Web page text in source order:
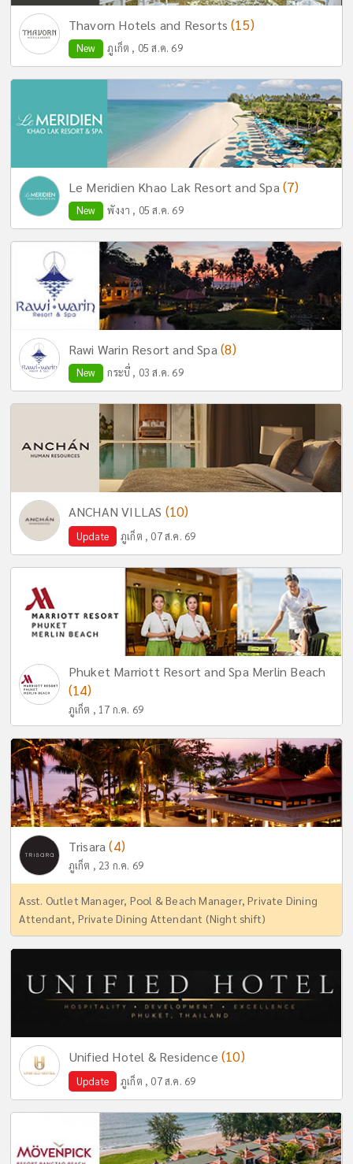
Thavorn Hotels and Resorts(15)
New ภูเก็ต , 05 ส.ค. 69
Le Meridien Khao Lak Resort and Spa (7)
New พังงา , 05 ส.ค. 69
Rawi Warin Resort and Spa (8)
New กระบี่ , 03 ส.ค. 69
ANCHAN VILLAS (10)
Update ภูเก็ต , 07 ส.ค. 69
Phuket Marriott Resort and Spa Merlin Beach
(14)
ภูเก็ต , 17 ก.ค. 69
Trisara(4)
ภูเก็ต , 23 ก.ค. 69
Asst. Outlet Manager, Pool & Beach Manager, Private Dining
Attendant, Private Dining Attendant (Night shift)
Unified Hotel & Residence (10)
Update ภูเก็ต , 07 ส.ค. 69